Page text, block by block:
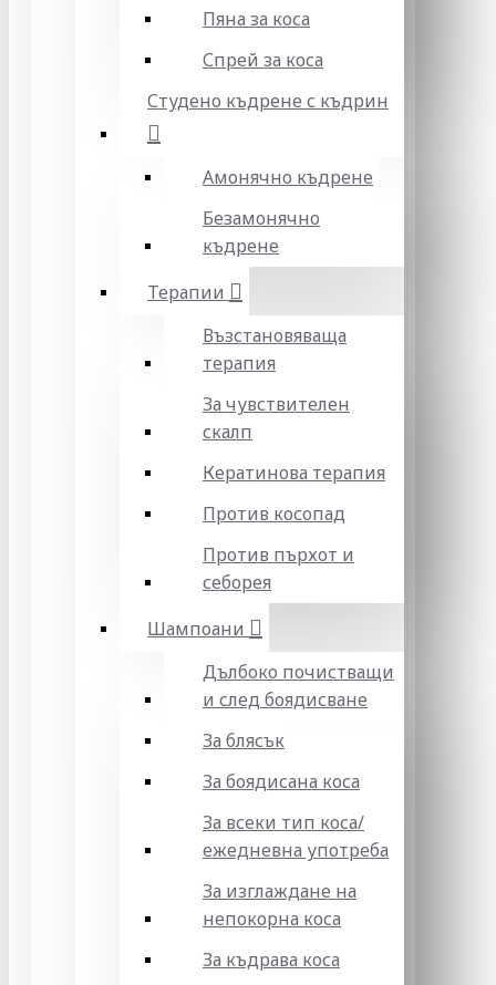
Пяна за коса
Спрей за коса
Студено къдрене с къдрин
Амонячно къдрене
Безамонячно
къдрене
Терапии
Възстановяваща
терапия
За чувствителен
скалп
Кератинова терапия
Против косопад
Против пърхот и
себорея
Шампоани
Дълбоко почистващи
и след боядисване
За блясък
За боядисана коса
За всеки тип коса/
ежедневна употреба
За изглаждане на
непокорна коса
За къдрава коса